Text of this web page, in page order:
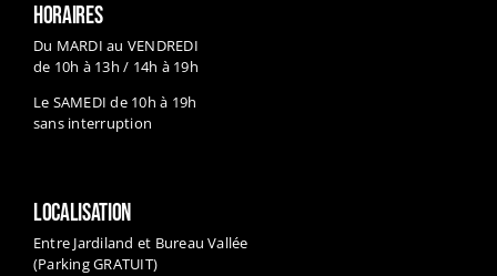
HORAIRES
Du MARDI au VENDREDI
de 10h à 13h / 14h à 19h
Le SAMEDI de 10h à 19h
sans interruption
LOCALISATION
Entre Jardiland et Bureau Vallée
(Parking GRATUIT)